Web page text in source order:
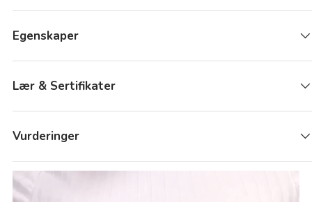
Egenskaper
Lær & Sertifikater
Vurderinger